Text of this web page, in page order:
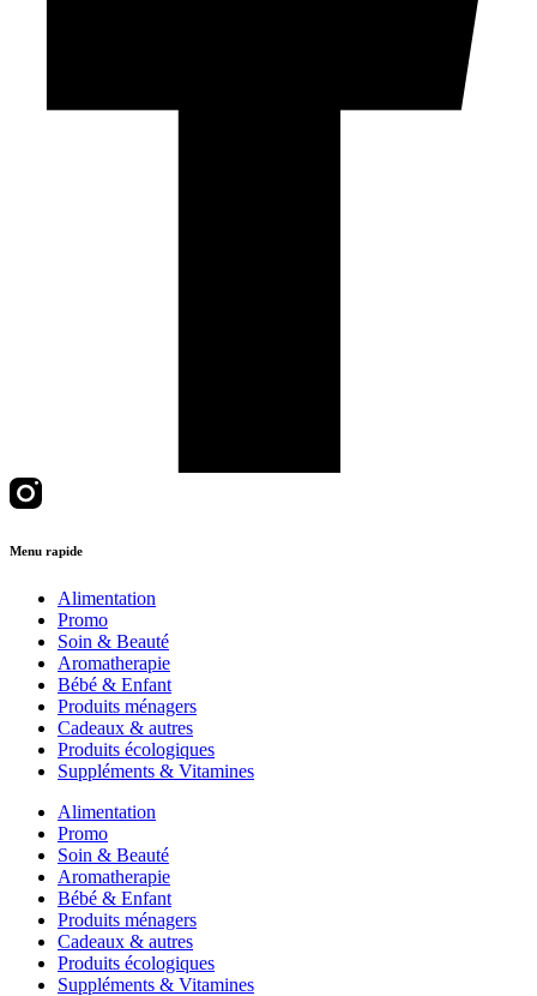
Menu rapide
Alimentation
Promo
Soin & Beauté
Aromatherapie
Bébé & Enfant
Produits ménagers
Cadeaux & autres
Produits écologiques
Suppléments & Vitamines
Alimentation
Promo
Soin & Beauté
Aromatherapie
Bébé & Enfant
Produits ménagers
Cadeaux & autres
Produits écologiques
Suppléments & Vitamines